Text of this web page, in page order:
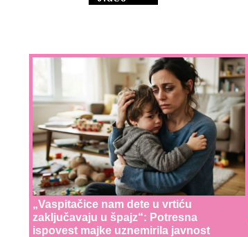
„Vaspitačice nam dete u vrtiću
zaključavaju u špajz“: Potresna
ispovest majke uznemirila javnost